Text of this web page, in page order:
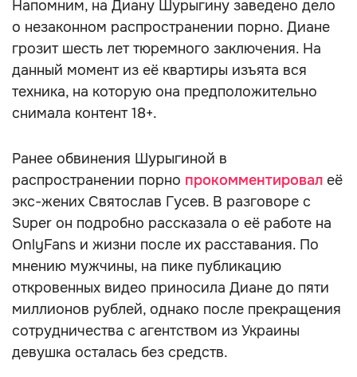
Напомним, на Диану Шурыгину заведено дело
о незаконном распространении порно. Диане
грозит шесть лет тюремного заключения. На
данный момент из её квартиры изъята вся
техника, на которую она предположительно
снимала контент 18+.
Ранее обвинения Шурыгиной в
распространении порно прокомментировал её
экс-жених Святослав Гусев. В разговоре с
Super он подробно рассказала о её работе на
OnlyFans и жизни после их расставания. По
мнению мужчины, на пике публикацию
откровенных видео приносила Диане до пяти
миллионов рублей, однако после прекращения
сотрудничества с агентством из Украины
девушка осталась без средств.